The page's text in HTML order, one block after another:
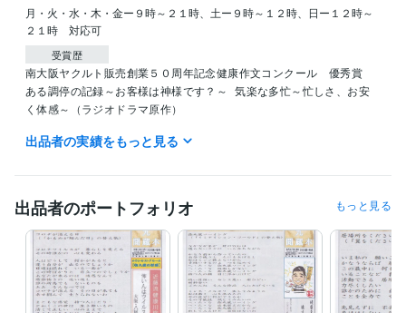
月・火・水・木・金ー９時～２１時、土ー９時～１２時、日ー１２時～
２１時　対応可
受賞歴
南大阪ヤクルト販売創業５０周年記念健康作文コンクール　優秀賞
ある調停の記録～お客様は神様です？～
気楽な多忙～忙しさ、お安
く体感～（ラジオドラマ原作）
資格・検定
日商簿記検定三級 取得年 : 1996年
食品衛生責任者
ＭＯＳ検定Ｅｘｃｅｌ２００７
ＭＯＳ検定Ｗｏｒｄ２００７ 取得年 : 2011年
ＭＯＳ検定ＰｏｗｅｒＰｏｉｎｔ２００７ 取得年 : 2011年
ＭＯＳ検定Ａｃｃｅｓｓ２００７ 取得年 : 2014年
メンタルヘルスマネジメント検定Ⅲ種（セルフケア）
取得年 : 2017
年
出品者の実績をもっと見る
出品者のポートフォリオ もっと見る